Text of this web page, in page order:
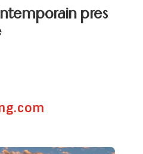
près